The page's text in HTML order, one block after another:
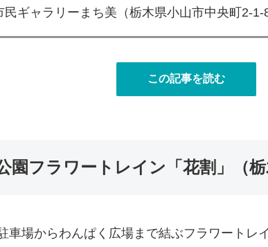
ギャラリーまち美（栃木県小山市中央町2-1-
この記事を読む
園フラワートレイン「花割」（栃
車場からわんぱく広場まで結ぶフラワートレ